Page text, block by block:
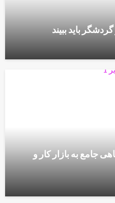
جامع به بازار کار و